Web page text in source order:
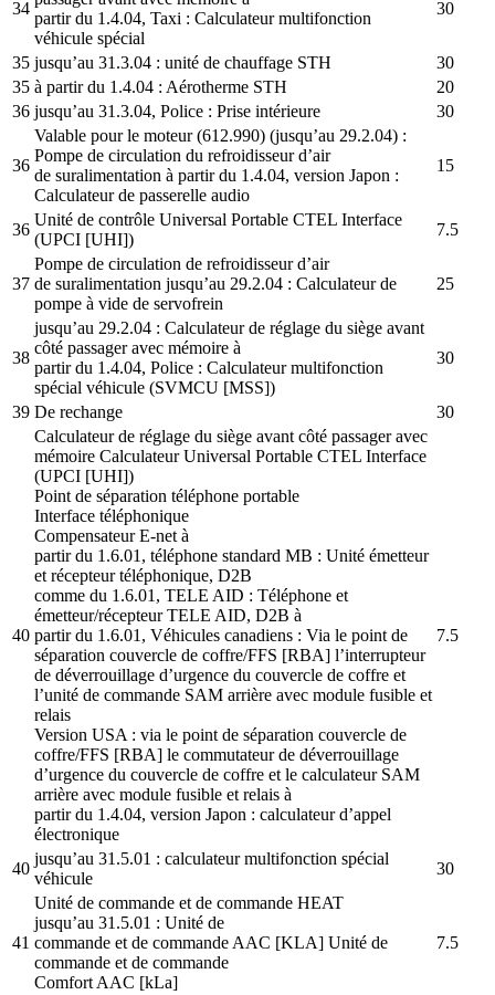
34
partir du 1.4.04, Taxi : Calculateur multifonction
véhicule spécial
30
35 jusqu’au 31.3.04 : unité de chauffage STH
30
35 à partir du 1.4.04 : Aérotherme STH
20
36 jusqu’au 31.3.04, Police : Prise intérieure 30
36
Valable pour le moteur (612.990) (jusqu’au 29.2.04) :
Pompe de circulation du refroidisseur d’air
de suralimentation à partir du 1.4.04, version Japon :
Calculateur de passerelle audio
15
36
Unité de contrôle Universal Portable CTEL Interface
(UPCI [UHI])
7.5
37
Pompe de circulation de refroidisseur d’air
de suralimentation jusqu’au 29.2.04 : Calculateur de
pompe à vide de servofrein
25
38
jusqu’au 29.2.04 : Calculateur de réglage du siège avant
côté passager avec mémoire à
partir du 1.4.04, Police : Calculateur multifonction
spécial véhicule (SVMCU [MSS])
30
39 De rechange 30
40
Calculateur de réglage du siège avant côté passager avec
mémoire Calculateur Universal Portable CTEL Interface
(UPCI [UHI])
Point de séparation téléphone portable
Interface téléphonique
Compensateur E-net à
partir du 1.6.01, téléphone standard MB : Unité émetteur
et récepteur téléphonique, D2B
comme du 1.6.01, TELE AID : Téléphone et
émetteur/récepteur TELE AID, D2B à
partir du 1.6.01, Véhicules canadiens : Via le point de
séparation couvercle de coffre/FFS [RBA] l’interrupteur
de déverrouillage d’urgence du couvercle de coffre et
l’unité de commande SAM arrière avec module fusible et
relais
Version USA : via le point de séparation couvercle de
coffre/FFS [RBA] le commutateur de déverrouillage
d’urgence du couvercle de coffre et le calculateur SAM
arrière avec module fusible et relais à
partir du 1.4.04, version Japon : calculateur d’appel
électronique
7.5
40
jusqu’au 31.5.01 : calculateur multifonction spécial
véhicule
30
41
Unité de commande et de commande HEAT
jusqu’au 31.5.01 : Unité de
commande et de commande AAC [KLA] Unité de
commande et de commande
Comfort AAC [kLa]
7.5